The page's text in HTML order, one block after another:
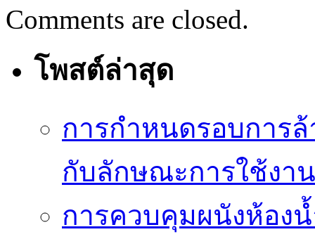
Comments are closed.
โพสต์ล่าสุด
การกำหนดรอบการล้
กับลักษณะการใช้งาน
การควบคุมผนังห้อง